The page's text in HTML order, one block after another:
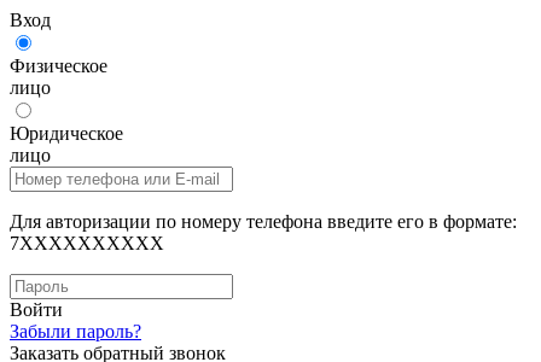
Вход
Физическое
лицо
Юридическое
лицо
Для авторизации по номеру телефона введите его в формате:
7XXXXXXXXXX
Войти
Забыли пароль?
Заказать обратный звонок